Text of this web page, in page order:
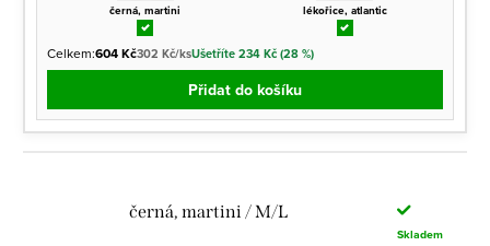
černá, martini lékořice, atlantic
Celkem:604 Kč302 Kč/ksUšetříte 234 Kč (28 %)
Přidat do košíku
černá, martini / M/L
Skladem